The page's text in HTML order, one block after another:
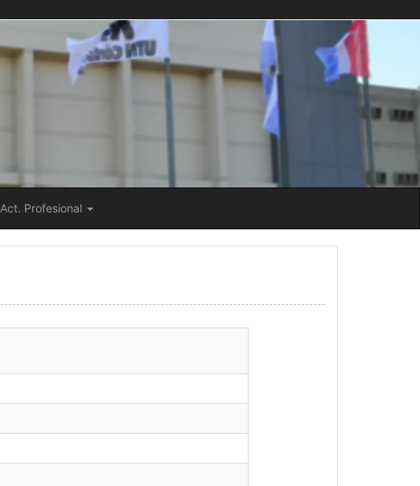
Act. Profesional